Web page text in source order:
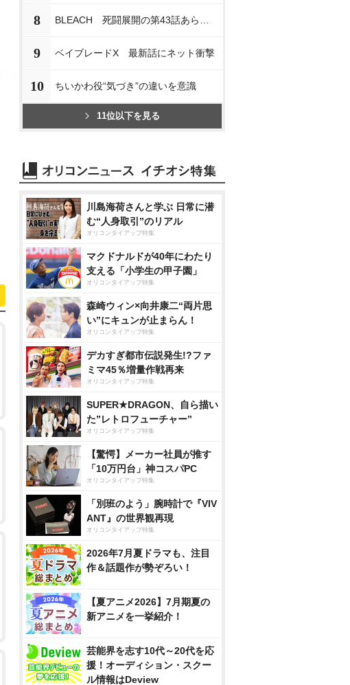
8 BLEACH 死闘展開の第43話あらすじ
9 ベイブレードX 最新話にネット衝撃
10 ちいかわ役“気づき”の違いを意識
11位以下を見る
川島海荷さんと学ぶ 日常に潜
む“人身取引”のリアル
オリコンタイアップ特集
マクドナルドが40年にわたり
支える「小学生の甲子園」
オリコンタイアップ特集
森崎ウィン×向井康二“両片思
い”にキュンが止まらん！
オリコンタイアップ特集
デカすぎ都市伝説発生!?ファ
ミマ45％増量作戦再来
オリコンタイアップ特集
SUPER★DRAGON、自ら描い
た”レトロフューチャー”
オリコンタイアップ特集
【驚愕】メーカー社員が推す
「10万円台」神コスパPC
オリコンタイアップ特集
「別班のよう」腕時計で『VIV
ANT』の世界観再現
オリコンタイアップ特集
2026年7月夏ドラマも、注目
作＆話題作が勢ぞろい！
【夏アニメ2026】7月期夏の
新アニメを一挙紹介！
芸能界を志す10代～20代を応
援！オーディション・スクー
ル情報はDeview